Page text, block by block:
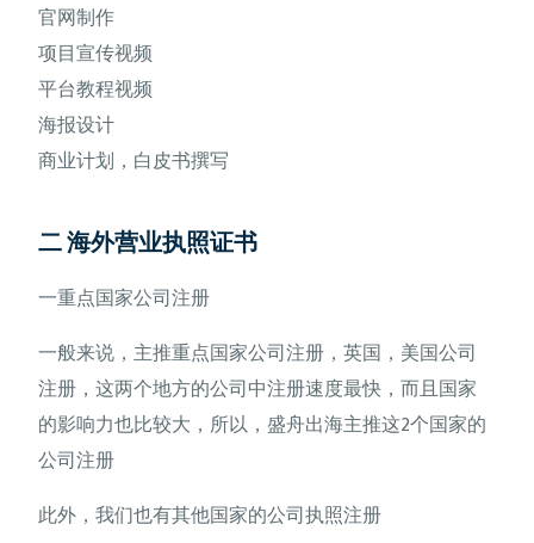
官网制作
项目宣传视频
平台教程视频
海报设计
商业计划，白皮书撰写
二 海外营业执照证书
一重点国家公司注册
一般来说，主推重点国家公司注册，英国，美国公司
注册，这两个地方的公司中注册速度最快，而且国家
的影响力也比较大，所以，盛舟出海主推这2个国家的
公司注册
此外，我们也有其他国家的公司执照注册